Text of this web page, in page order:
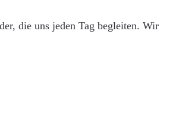
die uns jeden Tag begleiten. Wir